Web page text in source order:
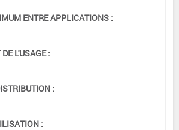
ENTRE APPLICATIONS :
L'USAGE :
:
: